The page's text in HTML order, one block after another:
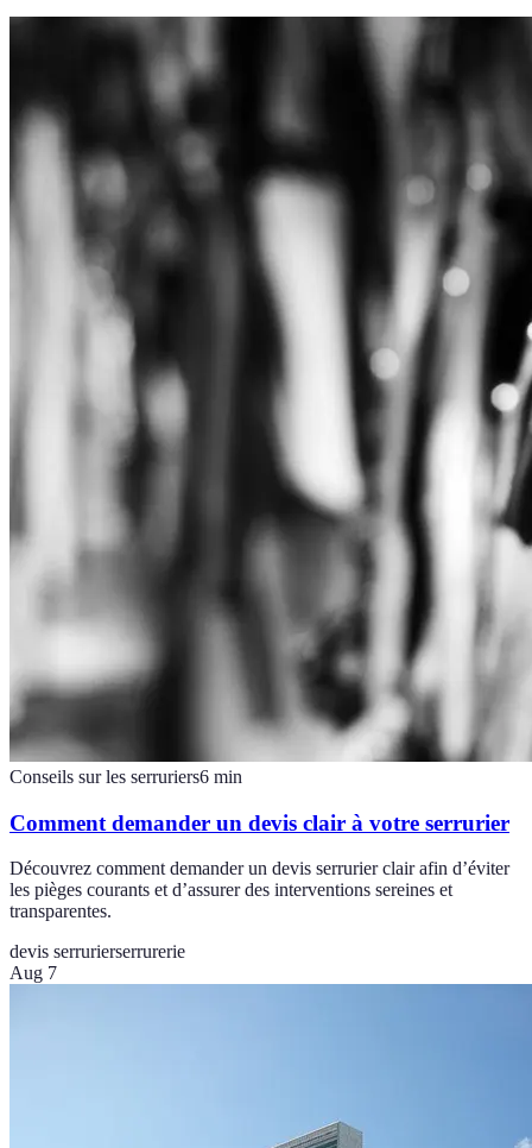
Conseils sur les serruriers6 min
Comment demander un devis clair à votre serrurier
Découvrez comment demander un devis serrurier clair afin d’éviter
les pièges courants et d’assurer des interventions sereines et
transparentes.
devis serrurierserrurerie
Aug 7